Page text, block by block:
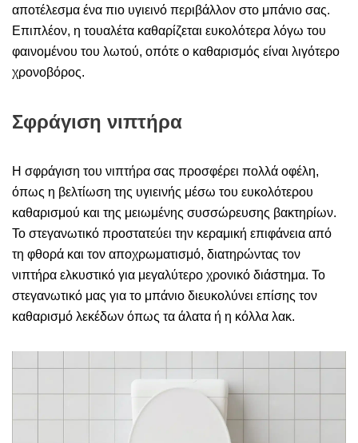
αποτέλεσμα ένα πιο υγιεινό περιβάλλον στο μπάνιο σας.
Επιπλέον, η τουαλέτα καθαρίζεται ευκολότερα λόγω του
φαινομένου του λωτού, οπότε ο καθαρισμός είναι λιγότερο
χρονοβόρος.
Σφράγιση νιπτήρα
Η σφράγιση του νιπτήρα σας προσφέρει πολλά οφέλη,
όπως η βελτίωση της υγιεινής μέσω του ευκολότερου
καθαρισμού και της μειωμένης συσσώρευσης βακτηρίων.
Το στεγανωτικό προστατεύει την κεραμική επιφάνεια από
τη φθορά και τον αποχρωματισμό, διατηρώντας τον
νιπτήρα ελκυστικό για μεγαλύτερο χρονικό διάστημα. Το
στεγανωτικό μας για το μπάνιο διευκολύνει επίσης τον
καθαρισμό λεκέδων όπως τα άλατα ή η κόλλα λακ.